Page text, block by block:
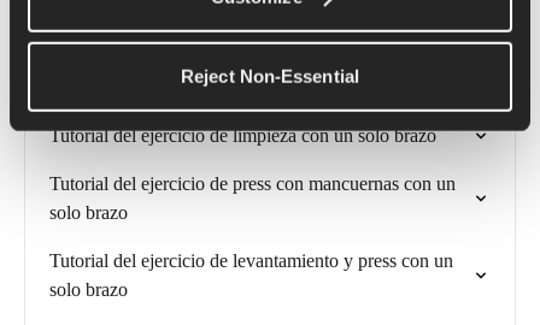
Reject Non-Essential
Artículos relacionados
Tutorial del ejercicio de limpieza con un solo brazo
Tutorial del ejercicio de press con mancuernas con un
solo brazo
Tutorial del ejercicio de levantamiento y press con un
solo brazo